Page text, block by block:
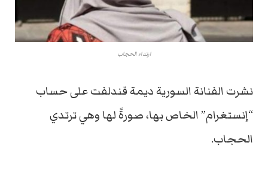
ارتداء الحجاب
نشرت الفنانة السورية ديمة قندلفت على حساب
“إنستغرام” الخاص بها، صورةً لها وهي ترتدي
الحجاب.